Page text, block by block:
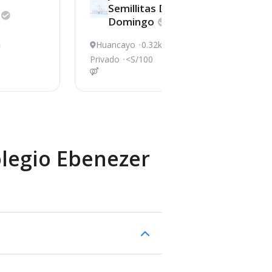
Semillitas De Santo
Domingo
Huancayo
0.32km
Privado
<S/100
Ebenezer